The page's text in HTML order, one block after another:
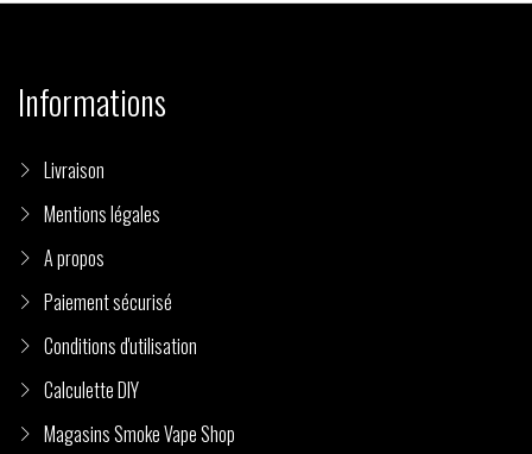
Informations
Livraison
Mentions légales
A propos
Paiement sécurisé
Conditions d'utilisation
Calculette DIY
Magasins Smoke Vape Shop